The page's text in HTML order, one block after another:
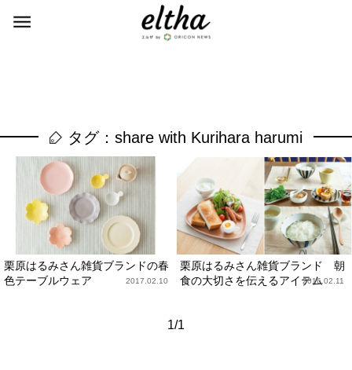
タグ：share with Kurihara harumi
栗原はるみさん雑貨ブランドの春
色テーブルウェア
2017.02.10
栗原はるみさん雑貨ブランド 朝
食の大切さを伝えるアイテム2016.02.11
1/1